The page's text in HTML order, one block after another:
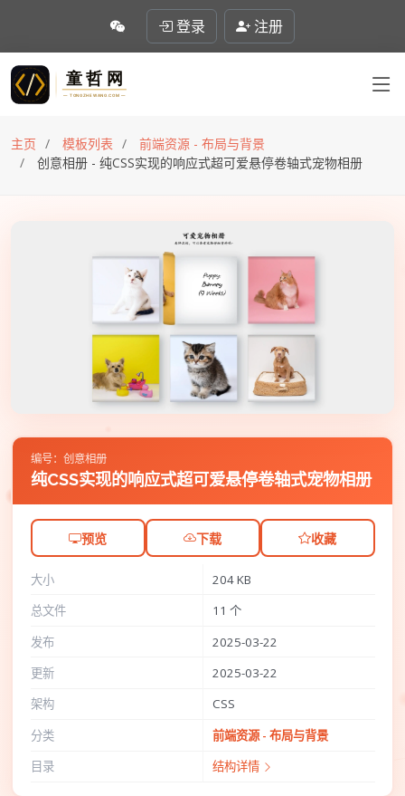
登录 注册
主页 模板列表
前端资源 - 布局与背景
创意相册 - 纯CSS实现的响应式超可爱悬停卷轴式宠物相册
编号：创意相册
纯CSS实现的响应式超可爱悬停卷轴式宠物相册
预览 下载 收藏
大小
204 KB
总文件
11 个
发布
2025-03-22
更新
2025-03-22
架构
CSS
分类
前端资源 - 布局与背景
目录
结构详情